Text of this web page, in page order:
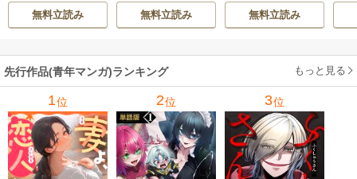
たので、外れスキ
ル【テイム】を駆
してみた
可也
無料立読み
無料立読み
フは不要と勇者パ
ーティーを追い出
魔王軍の最高幹部
に迎えられる～
ル／SBクリエイテ
ィブ刊）/蚕堂j1
六/ユウヒ
無料立読み
先行作品(青年マンガ)ランキング もっと見る
1位 2位 3位